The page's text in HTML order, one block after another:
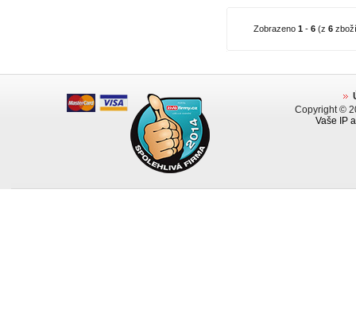
Zobrazeno 1 - 6 (z 6
Copyright ©
Vaše IP